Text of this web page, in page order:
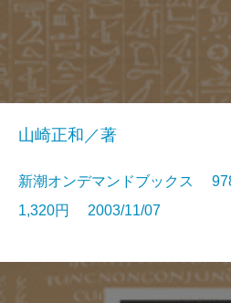
山崎正和／著
新潮オンデマンドブックス
1,320円 2003/11/07